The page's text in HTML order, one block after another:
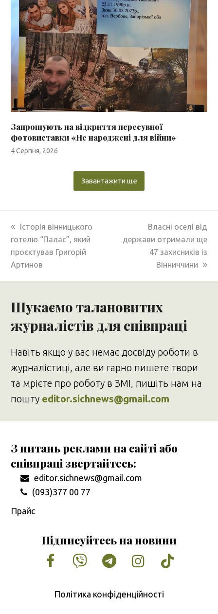
Запрошують на відкриття пересувної
фотовиставки «Не народжені для війни»
4 Серпня, 2026
Завантажити ще
previous
post:
Історія вінницького
готелю “Палас”, який
проєктував Григорій
Артинов
next
post:
Власні оселі від
держави отримали ще
47 захисників із
Вінниччини
Шукаємо талановитих
журналістів для співпраці
Навіть якщо у вас немає досвіду роботи в
журналістиці, але ви гарно пишете твори
та мрієте про роботу в ЗМІ, пишіть нам на
пошту editor.sichnews@gmail.com
З питань реклами на сайті або
співпраці звертайтесь:
editor.sichnews@gmail.com
(093)377 00 77
Прайс
Підписуйтесь на новини
Facebook
VimeoTumblrInstagram
Tiktok
Політика конфіденційності